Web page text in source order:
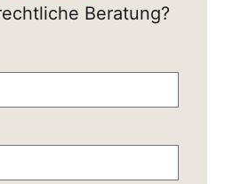
Beratung?